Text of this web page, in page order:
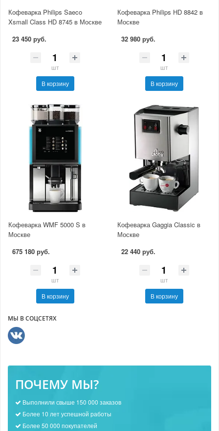
Кофеварка Philips Saeco
Xsmall Class HD 8745 в Москве
23 450 руб.
шт
В корзину
Кофеварка Philips HD 8842 в
Москве
32 980 руб.
шт
В корзину
Кофеварка WMF 5000 S в
Москве
675 180 руб.
шт
В корзину
Кофеварка Gaggia Classic в
Москве
22 440 руб.
шт
В корзину
МЫ В СОЦСЕТЯХ
ПОЧЕМУ МЫ?
Выполнили свыше 150 000 заказов
Более 10 лет успешной работы
Более 50 000 покупателей